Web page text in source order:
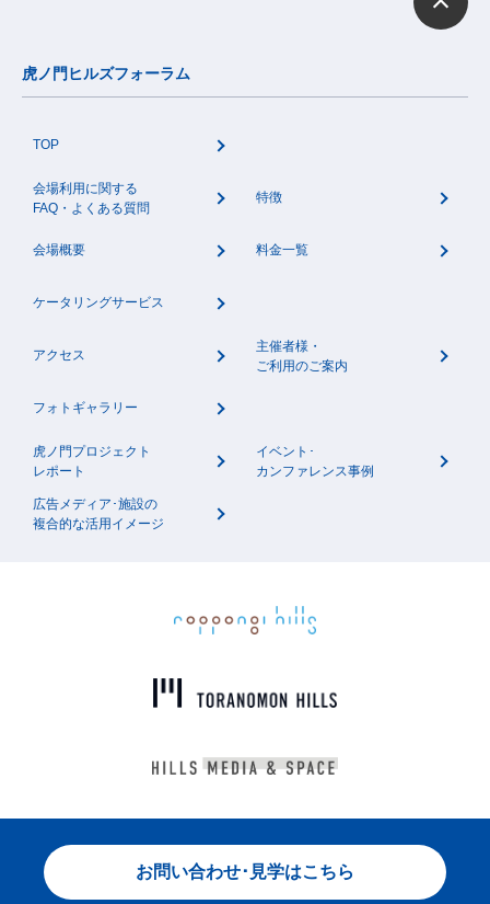
虎ノ門ヒルズフォーラム
TOP
会場利用に関する
FAQ・よくある質問
特徴
会場概要 料金一覧
ケータリングサービス
アクセス
主催者様・
ご利用のご案内
フォトギャラリー
虎ノ門プロジェクト
レポート
イベント･
カンファレンス事例
広告メディア･施設の
複合的な活用イメージ
お問い合わせ･見学はこちら